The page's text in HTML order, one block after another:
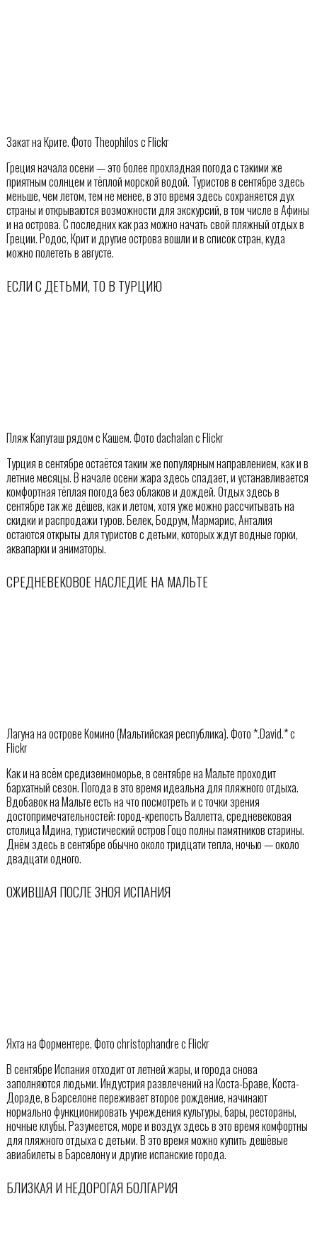
Закат на Крите. Фото Theophilos с Flickr
Греция начала осени — это более прохладная погода с такими же
приятным солнцем и тёплой морской водой. Туристов в сентябре здесь
меньше, чем летом, тем не менее, в это время здесь сохраняется дух
страны и открываются возможности для экскурсий, в том числе в Афины
и на острова. С последних как раз можно начать свой пляжный отдых в
Греции. Родос, Крит и другие острова вошли и в список стран, куда
можно полететь в августе.
ЕСЛИ С ДЕТЬМИ, ТО В ТУРЦИЮ
Пляж Капуташ рядом с Кашем. Фото dachalan с Flickr
Турция в сентябре остаётся таким же популярным направлением, как и в
летние месяцы. В начале осени жара здесь спадает, и устанавливается
комфортная тёплая погода без облаков и дождей. Отдых здесь в
сентябре так же дёшев, как и летом, хотя уже можно рассчитывать на
скидки и распродажи туров. Белек, Бодрум, Мармарис, Анталия
остаются открыты для туристов с детьми, которых ждут водные горки,
аквапарки и аниматоры.
СРЕДНЕВЕКОВОЕ НАСЛЕДИЕ НА МАЛЬТЕ
Лагуна на острове Комино (Мальтийская республика). Фото *.David.* с
Flickr
Как и на всём средиземноморье, в сентябре на Мальте проходит
бархатный сезон. Погода в это время идеальна для пляжного отдыха.
Вдобавок на Мальте есть на что посмотреть и с точки зрения
достопримечательностей: город-крепость Валлетта, средневековая
столица Мдина, туристический остров Гоцо полны памятников старины.
Днём здесь в сентябре обычно около тридцати тепла, ночью — около
двадцати одного.
ОЖИВШАЯ ПОСЛЕ ЗНОЯ ИСПАНИЯ
Яхта на Форментере. Фото christophandre с Flickr
В сентябре Испания отходит от летней жары, и города снова
заполняются людьми. Индустрия развлечений на Коста-Браве, Коста-
Дораде, в Барселоне переживает второе рождение, начинают
нормально функционировать учреждения культуры, бары, рестораны,
ночные клубы. Разумеется, море и воздух здесь в это время комфортны
для пляжного отдыха с детьми. В это время можно купить дешёвые
авиабилеты в Барселону и другие испанские города.
БЛИЗКАЯ И НЕДОРОГАЯ БОЛГАРИЯ